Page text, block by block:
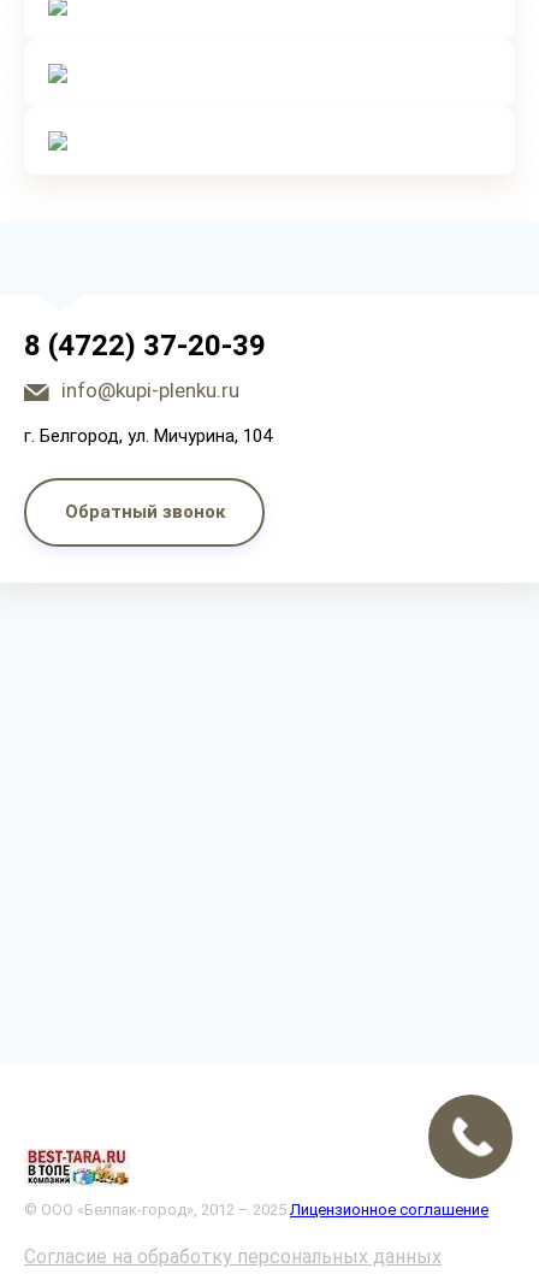
8 (4722) 37-20-39
info@kupi-plenku.ru
г. Белгород, ул. Мичурина, 104
Обратный звонок
© ООО «Белпак-город», 2012 – 2025 Лицензионное соглашение
Согласие на обработку персональных данных